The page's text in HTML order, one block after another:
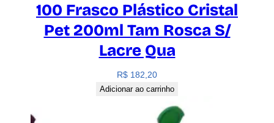
100 Frasco Plástico Cristal
Pet 200ml Tam Rosca S/
Lacre Qua
R$ 182,20
Adicionar ao carrinho